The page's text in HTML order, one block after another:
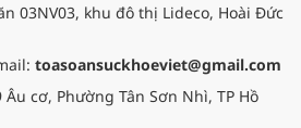
03NV03, khu đô thị Lideco, Hoài Đức
toasoansuckhoeviet@gmail.com
Âu cơ, Phường Tân Sơn Nhì, TP Hồ